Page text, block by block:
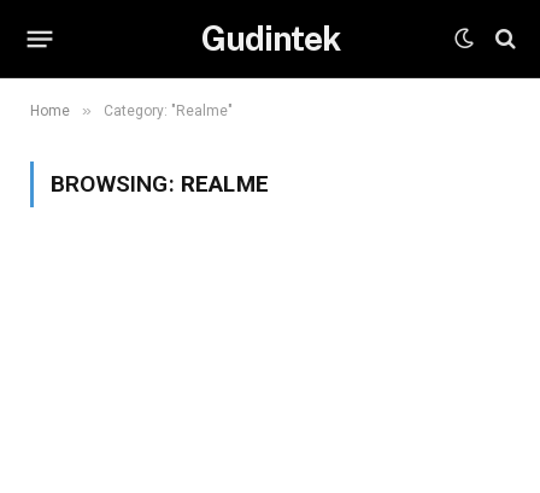
Gudintek
Home » Category: "Realme"
BROWSING: REALME